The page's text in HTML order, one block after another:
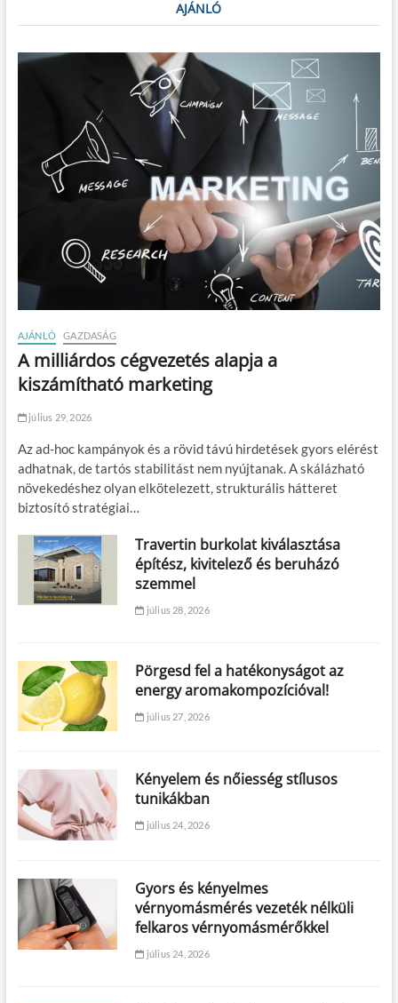
AJÁNLÓ
AJÁNLÓ GAZDASÁG
A milliárdos cégvezetés alapja a
kiszámítható marketing
július 29, 2026
Az ad-hoc kampányok és a rövid távú hirdetések gyors elérést
adhatnak, de tartós stabilitást nem nyújtanak. A skálázható
növekedéshez olyan elkötelezett, strukturális hátteret
biztosító stratégiai…
Travertin burkolat kiválasztása
építész, kivitelező és beruházó
szemmel
július 28, 2026
Pörgesd fel a hatékonyságot az
energy aromakompozícióval!
július 27, 2026
Kényelem és nőiesség stílusos
tunikákban
július 24, 2026
Gyors és kényelmes
vérnyomásmérés vezeték nélküli
felkaros vérnyomásmérőkkel
július 24, 2026